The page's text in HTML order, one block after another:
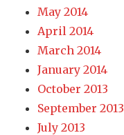
May 2014
April 2014
March 2014
January 2014
October 2013
September 2013
July 2013